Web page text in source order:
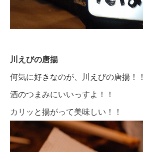
川えびの唐揚
何気に好きなのが、川えびの唐揚！！
酒のつまみにいいっすよ！！
カリッと揚がって美味しい！！